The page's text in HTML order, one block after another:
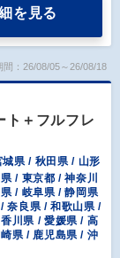
を見る
間：26/08/05～26/08/18
＋フルフレ
県 / 秋田県 / 山形
/ 東京都 / 神奈川
/ 岐阜県 / 静岡県
奈良県 / 和歌山県 /
川県 / 愛媛県 / 高
県 / 鹿児島県 / 沖